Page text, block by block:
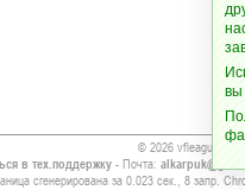
© 2026 vfleague.org
в тех.поддержку- Почта:
сгенерирована за 0.023 сек., 8 запр.
вы